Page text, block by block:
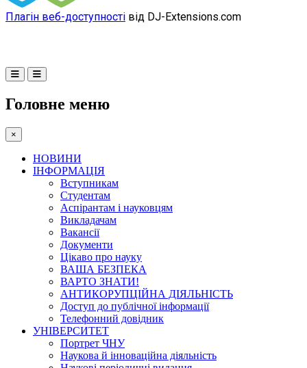
Плагін веб-доступності від DJ-Extensions.com
Головне меню
×
НОВИНИ
ІНФОРМАЦІЯ
Вступникам
Студентам
Аспірантам і науковцям
Викладачам
Вакансії
Документи
Цікаво про науку
ВАША БЕЗПЕКА
ВАРТО ЗНАТИ!
АНТИКОРУПЦІЙНА ДІЯЛЬНІСТЬ
Доступ до публічної інформації
Телефонний довідник
УНІВЕРСИТЕТ
Портрет ЧНУ
Наукова й інноваційна діяльність